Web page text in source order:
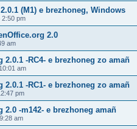
(M1) e brezhoneg, Windows
2:50 pm
2.0
am
-RC4- e brezhoneg zo amañ
am
-RC1- e brezhoneg zo amañ
pm
-m142- e brezhoneg amañ
am